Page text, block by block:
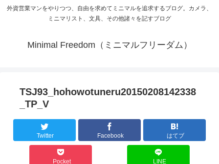
外資営業マンをやりつつ、自由を求めてミニマルを追求するブログ。カメラ、
ミニマリスト、文具、その他諸々を記すブログ
Minimal Freedom（ミニマルフリーダム）
TSJ93_hohowotuneru20150208142338
_TP_V
Twitter Facebook はてブ
Pocket LINE